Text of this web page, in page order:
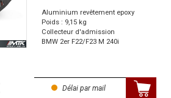
Aluminium revêtement epoxy
Poids : 9,15 kg
Collecteur d'admission
BMW 2er F22/F23 M 240i
Délai par mail